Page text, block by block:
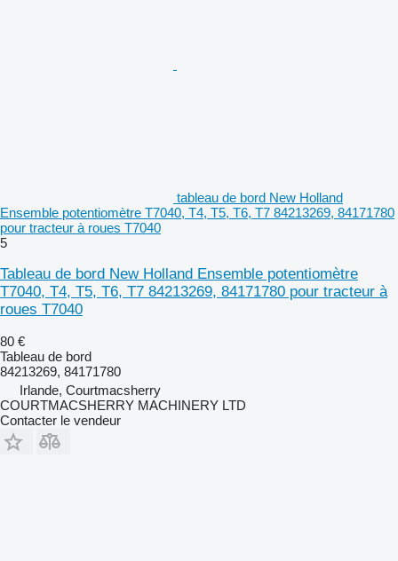
tableau de bord New Holland
Ensemble potentiomètre T7040, T4, T5, T6, T7 84213269, 84171780
pour tracteur à roues T7040
5
Tableau de bord New Holland Ensemble potentiomètre
T7040, T4, T5, T6, T7 84213269, 84171780 pour tracteur à
roues T7040
80 €
Tableau de bord
84213269, 84171780
Irlande, Courtmacsherry
COURTMACSHERRY MACHINERY LTD
Contacter le vendeur